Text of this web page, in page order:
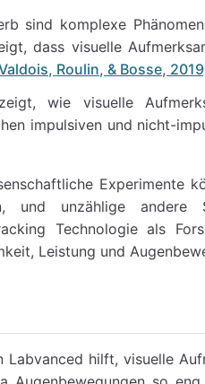
sind komplexe
dass visuelle
Roulin, & Bosse,
wie visuelle
impulsiven und nicht-
Experimente
und unzählige andere
Technologie als
Leistung und
hilft, visuelle